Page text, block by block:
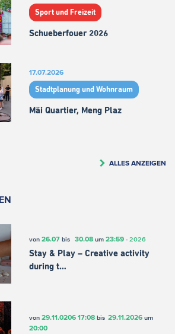
Sport und Freizeit
Schueberfouer 2026
17.07.2026
Stadtplanung und Wohnraum
Mäi Quartier, Meng Plaz
ALLES ANZEIGEN
von 26.07bis 30.08um 23:59- 2026
Stay & Play – Creative activity
during t…
von 29.11.0206 17:08bis 29.11.2026um
20:00